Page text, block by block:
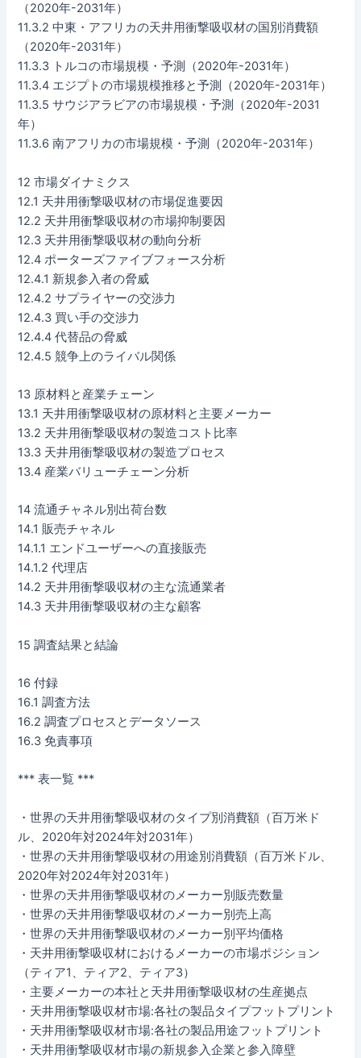
（2020年-2031年）
11.3.2 中東・アフリカの天井用衝撃吸収材の国別消費額
（2020年-2031年）
11.3.3 トルコの市場規模・予測（2020年-2031年）
11.3.4 エジプトの市場規模推移と予測（2020年-2031年）
11.3.5 サウジアラビアの市場規模・予測（2020年-2031
年）
11.3.6 南アフリカの市場規模・予測（2020年-2031年）
12 市場ダイナミクス
12.1 天井用衝撃吸収材の市場促進要因
12.2 天井用衝撃吸収材の市場抑制要因
12.3 天井用衝撃吸収材の動向分析
12.4 ポーターズファイブフォース分析
12.4.1 新規参入者の脅威
12.4.2 サプライヤーの交渉力
12.4.3 買い手の交渉力
12.4.4 代替品の脅威
12.4.5 競争上のライバル関係
13 原材料と産業チェーン
13.1 天井用衝撃吸収材の原材料と主要メーカー
13.2 天井用衝撃吸収材の製造コスト比率
13.3 天井用衝撃吸収材の製造プロセス
13.4 産業バリューチェーン分析
14 流通チャネル別出荷台数
14.1 販売チャネル
14.1.1 エンドユーザーへの直接販売
14.1.2 代理店
14.2 天井用衝撃吸収材の主な流通業者
14.3 天井用衝撃吸収材の主な顧客
15 調査結果と結論
16 付録
16.1 調査方法
16.2 調査プロセスとデータソース
16.3 免責事項
*** 表一覧 ***
・世界の天井用衝撃吸収材のタイプ別消費額（百万米ド
ル、2020年対2024年対2031年）
・世界の天井用衝撃吸収材の用途別消費額（百万米ドル、
2020年対2024年対2031年）
・世界の天井用衝撃吸収材のメーカー別販売数量
・世界の天井用衝撃吸収材のメーカー別売上高
・世界の天井用衝撃吸収材のメーカー別平均価格
・天井用衝撃吸収材におけるメーカーの市場ポジション
（ティア1、ティア2、ティア3）
・主要メーカーの本社と天井用衝撃吸収材の生産拠点
・天井用衝撃吸収材市場:各社の製品タイプフットプリント
・天井用衝撃吸収材市場:各社の製品用途フットプリント
・天井用衝撃吸収材市場の新規参入企業と参入障壁